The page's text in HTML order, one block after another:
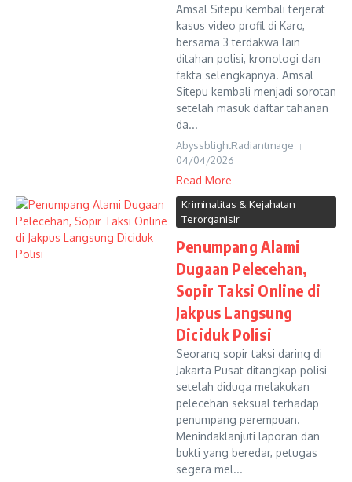
Amsal Sitepu kembali terjerat
kasus video profil di Karo,
bersama 3 terdakwa lain
ditahan polisi, kronologi dan
fakta selengkapnya. Amsal
Sitepu kembali menjadi sorotan
setelah masuk daftar tahanan
da...
AbyssblightRadiantmage
04/04/2026
Read More
Kriminalitas & Kejahatan
Terorganisir
Penumpang Alami
Dugaan Pelecehan,
Sopir Taksi Online di
Jakpus Langsung
Diciduk Polisi
Seorang sopir taksi daring di
Jakarta Pusat ditangkap polisi
setelah diduga melakukan
pelecehan seksual terhadap
penumpang perempuan.
Menindaklanjuti laporan dan
bukti yang beredar, petugas
segera mel...